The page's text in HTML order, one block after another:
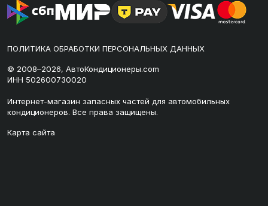
ПОЛИТИКА ОБРАБОТКИ ПЕРСОНАЛЬНЫХ ДАННЫХ
© 2008–2026, АвтоКондиционеры.com
ИНН 502600730020
Интернет-магазин запасных частей для автомобильных
кондиционеров. Все права защищены.
Карта сайта